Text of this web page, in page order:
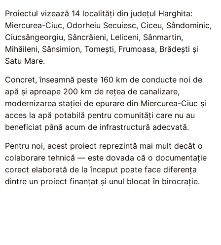
Proiectul vizează 14 localități din județul Harghita:
Miercurea-Ciuc, Odorheiu Secuiesc, Ciceu, Sândominic,
Ciucsângeorgiu, Sâncrăieni, Leliceni, Sânmartin,
Mihăileni, Sânsimion, Tomești, Frumoasa, Brădești și
Satu Mare.
Concret, înseamnă peste 160 km de conducte noi de
apă și aproape 200 km de rețea de canalizare,
modernizarea stației de epurare din Miercurea-Ciuc și
acces la apă potabilă pentru comunități care nu au
beneficiat până acum de infrastructură adecvată.
Pentru noi, acest proiect reprezintă mai mult decât o
colaborare tehnică — este dovada că o documentație
corect elaborată de la început poate face diferența
dintre un proiect finanțat și unul blocat în birocrație.